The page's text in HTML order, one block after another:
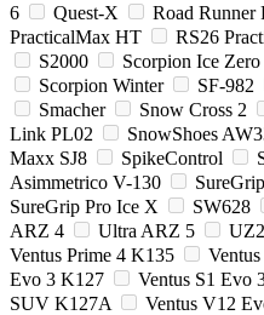
6
Quest-X Road Runner
PracticalMax HT
RS26
S2000
Scorpion Ice Zero
Scorpion Winter
SF-982
Smacher
Snow Cross 2
Link PL02
SnowShoes
Maxx SJ8
SpikeControl
Asimmetrico V-130
SureGrip Pro Ice X
SW628
ARZ 4
Ultra ARZ 5
Ventus Prime 4 K135
Evo 3 K127
Ventus S1 Evo
SUV K127A
Ventus V12